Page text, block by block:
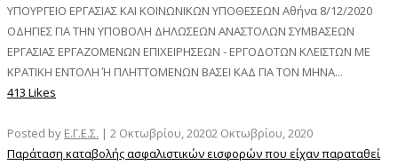
ΥΠΟΥΡΓΕΙΟ ΕΡΓΑΣΙΑΣ ΚΑΙ ΚΟΙΝΩΝΙΚΩΝ ΥΠΟΘΕΣΕΩΝ Αθήνα 8/12/2020
ΟΔΗΓΙΕΣ ΓΙΑ ΤΗΝ ΥΠΟΒΟΛΗ ΔΗΛΩΣΕΩΝ ΑΝΑΣΤΟΛΩΝ ΣΥΜΒΑΣΕΩΝ
ΕΡΓΑΣΙΑΣ ΕΡΓΑΖΟΜΕΝΩΝ ΕΠΙΧΕΙΡΗΣΕΩΝ - ΕΡΓΟΔΟΤΩΝ ΚΛΕΙΣΤΩΝ ΜΕ
ΚΡΑΤΙΚΗ ΕΝΤΟΛΗ Ή ΠΛΗΤΤΟΜΕΝΩΝ ΒΑΣΕΙ ΚΑΔ ΓΙΑ ΤΟΝ ΜΗΝΑ...
413 Likes
Posted by Ε.Γ.Ε.Σ. | 2 Οκτωβρίου, 20202 Οκτωβρίου, 2020
Παράταση καταβολής ασφαλιστικών εισφορών που είχαν παραταθεί